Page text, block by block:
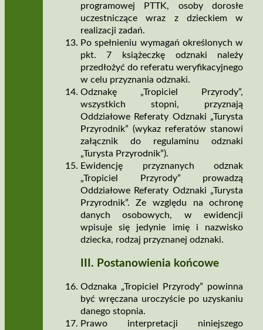
programowej PTTK, osoby dorosłe
uczestniczące wraz z dzieckiem w
realizacji zadań.
Po spełnieniu wymagań określonych w
pkt. 7 książeczkę odznaki należy
przedłożyć do referatu weryfikacyjnego
w celu przyznania odznaki.
Odznakę „Tropiciel Przyrody”,
wszystkich stopni, przyznają
Oddziałowe Referaty Odznaki „Turysta
Przyrodnik” (wykaz referatów stanowi
załącznik do regulaminu odznaki
„Turysta Przyrodnik”).
Ewidencję przyznanych odznak
„Tropiciel Przyrody” prowadzą
Oddziałowe Referaty Odznaki „Turysta
Przyrodnik”. Ze względu na ochronę
danych osobowych, w ewidencji
wpisuje się jedynie imię i nazwisko
dziecka, rodzaj przyznanej odznaki.
III. Postanowienia końcowe
Odznaka „Tropiciel Przyrody” powinna
być wręczana uroczyście po uzyskaniu
danego stopnia.
Prawo interpretacji niniejszego